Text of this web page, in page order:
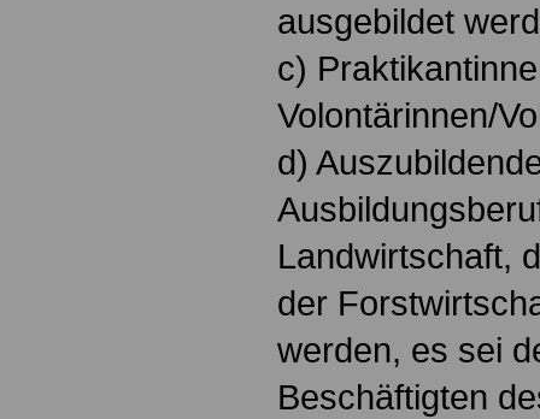
ausgebildet
c)
Volontärinnen/
d)
Landwirtschaft,
der
werden, es sei
Beschäftigten